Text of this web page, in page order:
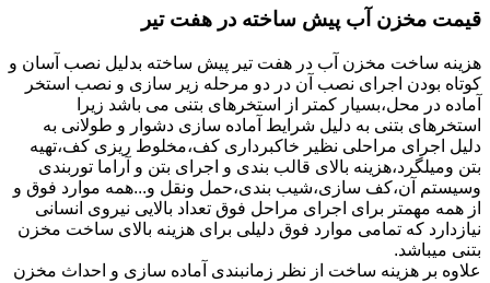
قیمت مخزن آب پیش ساخته در هفت تیر
هزینه ساخت مخزن آب در هفت تیر پیش ساخته بدلیل نصب آسان و
کوتاه بودن اجرای نصب آن در دو مرحله زیر سازی و نصب استخر
آماده در محل،بسیار کمتر از استخرهای بتنی می باشد زیرا
استخرهای بتنی به دلیل شرایط آماده سازی دشوار و طولانی به
دلیل اجرای مراحلی نظیر خاکبرداری کف،مخلوط ریزی کف،تهیه
بتن ومیلگرد،هزینه بالای قالب بندی و اجرای بتن و آراما توربندی
وسیستم آن،کف سازی،شیب بندی،حمل ونقل و...همه موارد فوق و
از همه مهمتر برای اجرای مراحل فوق تعداد بالایی نیروی انسانی
نیازدارد که تمامی موارد فوق دلیلی برای هزینه بالای ساخت مخزن
بتنی میباشد.
علاوه بر هزینه ساخت از نظر زمانبندی آماده سازی و احداث مخزن